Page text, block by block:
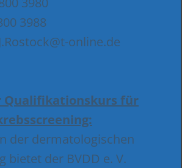
3988
online.de
Qualifikationskurs für
der dermatologischen
bietet der BVDD e. V.